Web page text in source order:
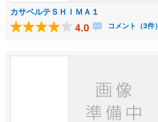
カサベルテＳＨＩＭＡ１
4.0 コメント（3件）